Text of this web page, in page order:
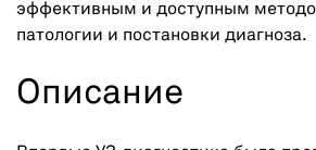
эффективным и доступным
патологии и постановки диагноза.
Описание